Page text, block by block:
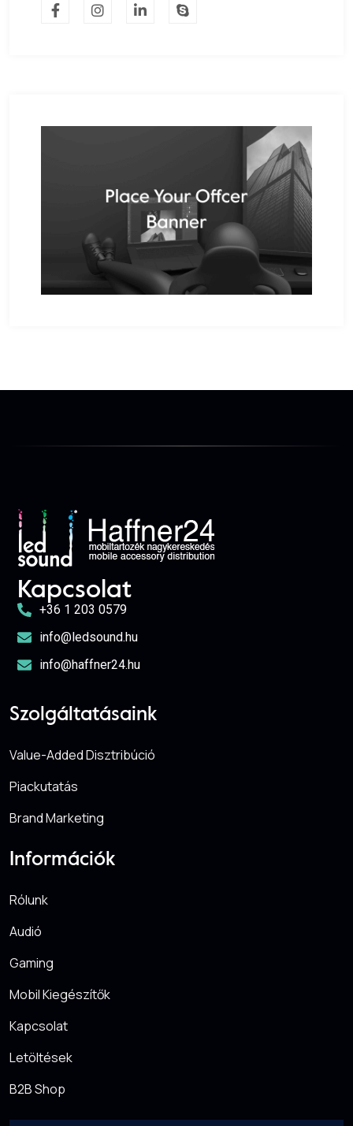
Kapcsolat
+36 1 203 0579
info@ledsound.hu
info@haffner24.hu
Szolgáltatásaink
Value-Added Disztribúció
Piackutatás
Brand Marketing
Információk
Rólunk
Audió
Gaming
Mobil Kiegészítők
Kapcsolat
Letöltések
B2B Shop